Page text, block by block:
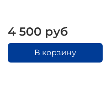
4 500 руб
В корзину